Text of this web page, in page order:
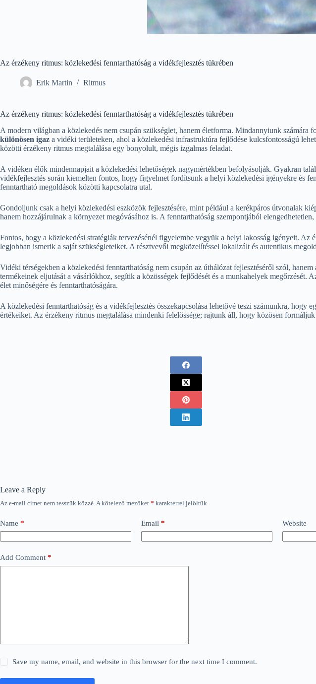
Az érzékeny ritmus: közlekedési fenntarthatóság a vidékfejlesztés tükrében
Erik Martin Ritmus
Az érzékeny ritmus: közlekedési fenntarthatóság a vidékfejlesztés tükrében
A modern világban a közlekedés nem csupán szükséglet, hanem életforma. Mindannyiunk
különösen igaz a vidéki területeken, ahol a közlekedési infrastruktúra fejlődése kulcsfontosságú
közötti érzékeny ritmus megtalálása egy bonyolult, mégis izgalmas feladat.
A vidéken élők mindennapjait a közlekedési lehetőségek nagymértékben befolyásolják. Gyakran
vidékfejlesztés során kiemelten fontos, hogy figyelmet fordítsunk a helyi közlekedési igényekre és
fenntartható megoldások közötti kapcsolatra utal.
Gondoljunk csak a helyi közlekedési eszközök fejlesztésére, mint például a kerékpáros útvonalak
hanem hozzájárulnak a környezet megóvásához is. A fenntarthatóság szempontjából
Fontos, hogy a közlekedési stratégiák tervezésénél figyelembe vegyük a helyi lakosság igényeit. Az
legjobban ismerik a saját szükségleteiket. A résztvevői megközelítéssel lokalizált és autentikus
Vidéki térségekben a közlekedési fenntarthatóság nem csupán az úthálózat fejlesztéséről szól,
termékeinek eljutását a vásárlókhoz, segítik a közösségek fejlődését és a munkahelyek
élet minőségére és fenntarthatóságára.
A közlekedési fenntarthatóság és a vidékfejlesztés összekapcsolása lehetővé teszi számunkra,
értékeiket. Az érzékeny ritmus megtalálása mindenki felelőssége; rajtunk áll, hogy közösen
Leave a Reply
Az e-mail címet nem tesszük közzé. A kötelező mezőket * karakterrel jelöltük
Name * Email * Website
Add Comment *
Save my name, email, and website in this browser for the next time I comment.